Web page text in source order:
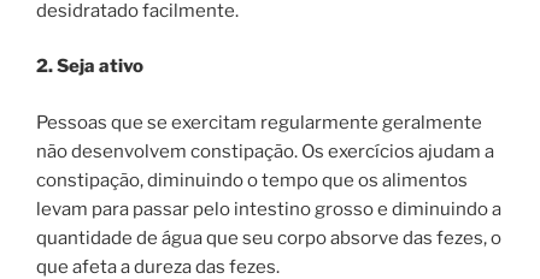
desidratado facilmente.
2. Seja ativo
Pessoas que se exercitam regularmente geralmente
não desenvolvem constipação. Os exercícios ajudam a
constipação, diminuindo o tempo que os alimentos
levam para passar pelo intestino grosso e diminuindo a
quantidade de água que seu corpo absorve das fezes, o
que afeta a dureza das fezes.